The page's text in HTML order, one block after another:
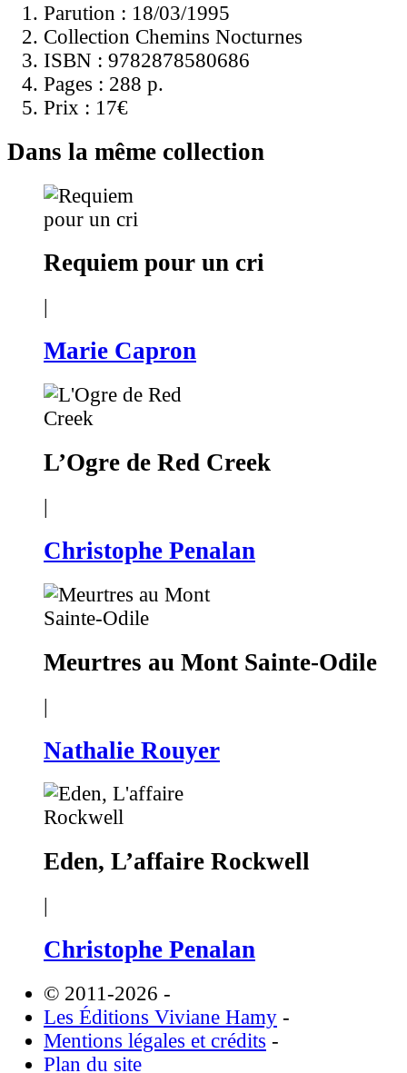
Parution : 18/03/1995
Collection Chemins Nocturnes
ISBN : 9782878580686
Pages : 288 p.
Prix : 17€
Dans la même collection
Requiem pour un cri
Marie Capron
L’Ogre de Red Creek
|
Christophe Penalan
Meurtres au Mont Sainte-Odile
|
Nathalie Rouyer
Eden, L’affaire Rockwell
|
Christophe Penalan
© 2011-2026 -
Les Éditions Viviane Hamy -
Mentions légales et crédits -
Plan du site